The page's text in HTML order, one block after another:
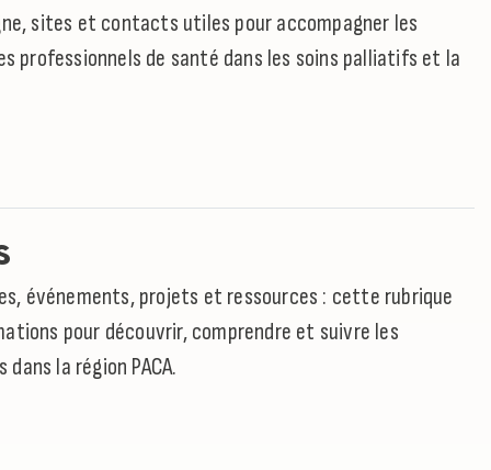
sites et contacts utiles pour accompagner les
professionnels de santé dans les soins palliatifs et la
événements, projets et ressources : cette rubrique
pour découvrir, comprendre et suivre les
la région PACA.